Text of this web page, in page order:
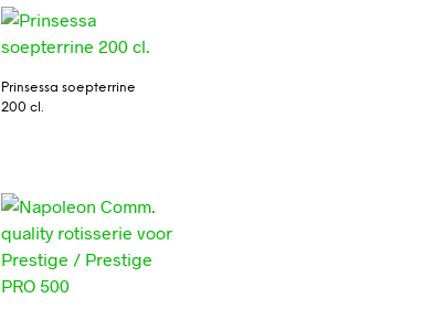
Prinsessa soepterrine
200 cl.